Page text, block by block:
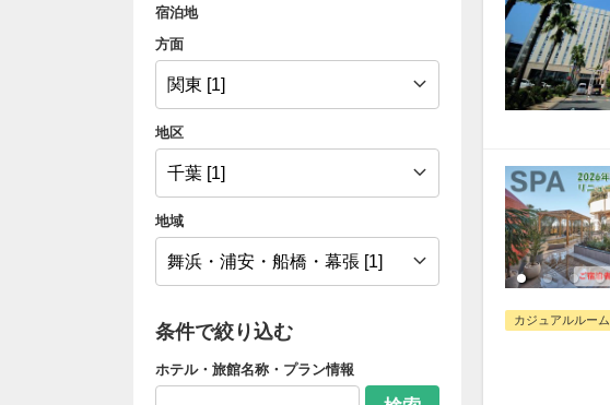
宿泊地
方面
地区
地域
条件で絞り込む
ホテル・旅館名称・プラン情報
カジュアルルーム